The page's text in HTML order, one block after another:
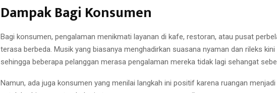
Dampak Bagi Konsumen
Bagi konsumen, pengalaman menikmati layanan di kafe, restoran, atau pusat
terasa berbeda. Musik yang biasanya menghadirkan suasana nyaman dan rileks kini
sehingga beberapa pelanggan merasa pengalaman mereka tidak lagi sehangat
Namun, ada juga konsumen yang menilai langkah ini positif karena ruangan